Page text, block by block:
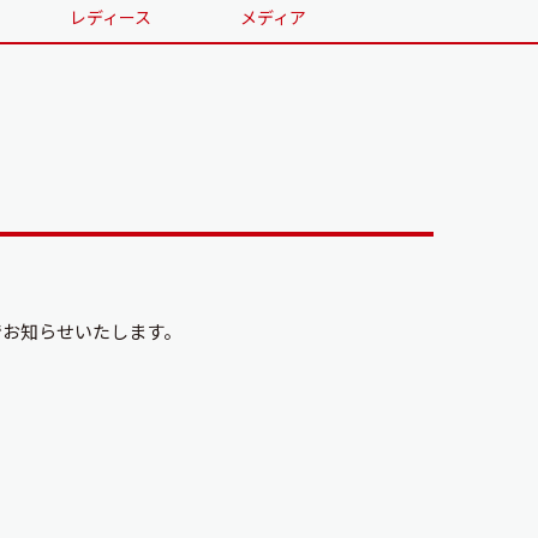
レディース メディア
知らせいたします。